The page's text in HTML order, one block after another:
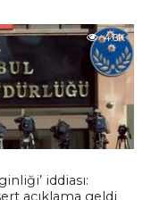
4.6K
iddiası:
açıklama geldi